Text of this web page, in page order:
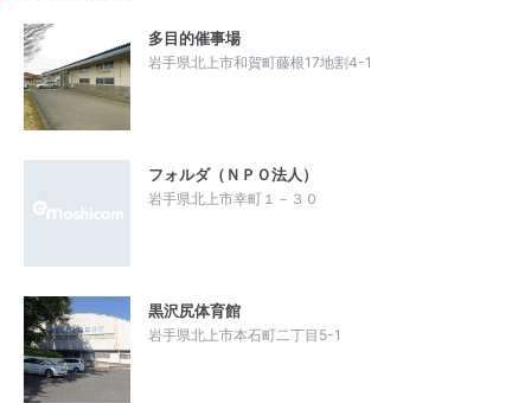
多目的催事場
岩手県北上市和賀町藤根17地割4-1
フォルダ（ＮＰＯ法人）
岩手県北上市幸町１－３０
黒沢尻体育館
岩手県北上市本石町二丁目5-1